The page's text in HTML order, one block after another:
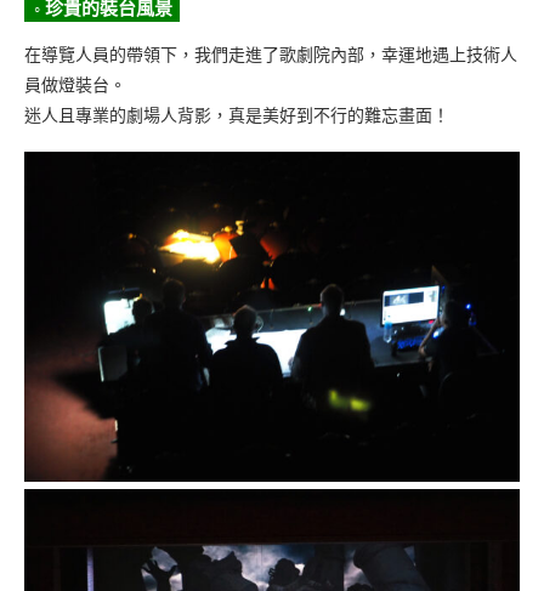
◦ 珍貴的裝台風景
在導覽人員的帶領下，我們走進了歌劇院內部，幸運地遇上技術人
員做燈裝台。
迷人且專業的劇場人背影，真是美好到不行的難忘畫面！